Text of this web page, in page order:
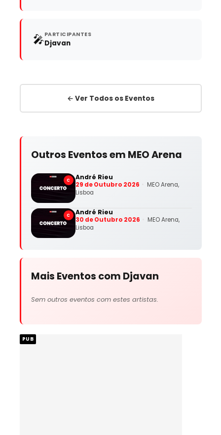
🎤PARTICIPANTES
Djavan
← Ver Todos os Eventos
Outros Eventos em MEO Arena
C André Rieu
29 de Outubro 2026
MEO Arena,
Lisboa
C André Rieu
30 de Outubro 2026
MEO Arena,
Lisboa
Mais Eventos com Djavan
Sem outros eventos com estes artistas.
PUB